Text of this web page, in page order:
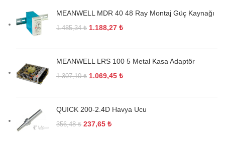
MEANWELL MDR 40 48 Ray Montaj Güç Kaynağı
1.485,34₺ 1.188,27 ₺
MEANWELL LRS 100 5 Metal Kasa Adaptör
1.307,10₺ 1.069,45 ₺
QUICK 200-2.4D Havya Ucu
356,48₺ 237,65 ₺